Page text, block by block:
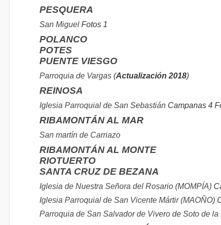
PESQUERA
San Miguel Fotos 1
POLANCO
POTES
PUENTE VIESGO
Parroquia de Vargas (Actualización 2018)
REINOSA
Iglesia Parroquial de San Sebastián Campanas 4
RIBAMONTÁN AL MAR
San martín de Carriazo
RIBAMONTÁN AL MONTE
RIOTUERTO
SANTA CRUZ DE BEZANA
Iglesia de Nuestra Señora del Rosario (MOMPÍA)
Iglesia Parroquial de San Vicente Mártir (MAOÑO)
Parroquia de San Salvador de Vivero de Soto de la